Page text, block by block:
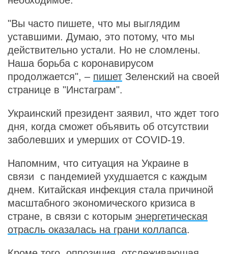
"Вы часто пишете, что мы выглядим
уставшими. Думаю, это потому, что мы
действительно устали. Но не сломлены.
Наша борьба с коронавирусом
продолжается", – пишет Зеленский на своей
странице в "Инстаграм".
Украинский президент заявил, что ждет того
дня, когда сможет объявить об отсутствии
заболевших и умерших от COVID-19.
Напомним, что ситуация на Украине в
связи с пандемией ухудшается с каждым
днем. Китайская инфекция стала причиной
масштабного экономического кризиса в
стране, в связи с которым энергетическая
отрасль оказалась на грани коллапса.